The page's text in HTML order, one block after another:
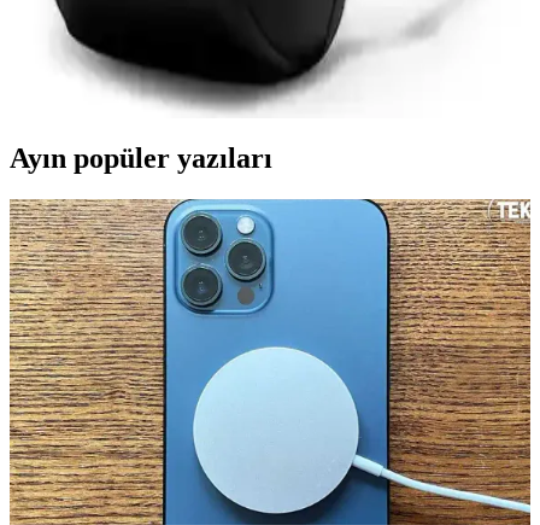
Lexus MR-7510, suya dayanıklı Oxford kumaş, USB şarj portu ve
düzenleyici cepleriyle günlük kullanımda pratik ve şık bir omuz
Ayın popüler yazıları